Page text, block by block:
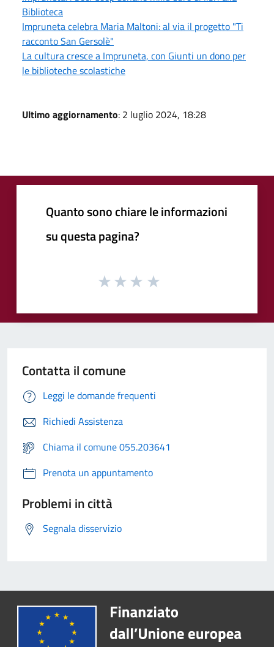
Biblioteca
Impruneta celebra Maria Maltoni: al via il progetto "Ti
racconto San Gersolè"
La cultura cresce a Impruneta, con Giunti un dono per
le biblioteche scolastiche
Ultimo aggiornamento: 2 luglio 2024, 18:28
Quanto sono chiare le informazioni
su questa pagina?
Contatta il comune
Leggi le domande frequenti
Richiedi Assistenza
Chiama il comune 055.203641
Prenota un appuntamento
Problemi in città
Segnala disservizio